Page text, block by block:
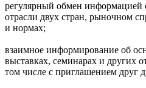
регулярный обмен информацией
отрасли двух стран, рыночном
и нормах;
взаимное информирование об
выставках, семинарах и других
том числе с приглашением друг